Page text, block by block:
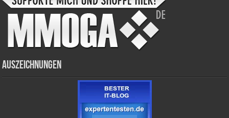
Auszeichnungen